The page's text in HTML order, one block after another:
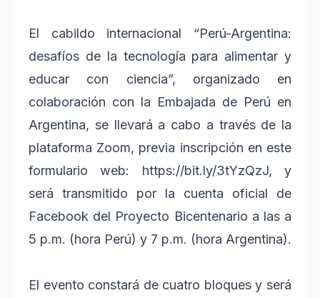
El cabildo internacional “Perú-Argentina:
desafíos de la tecnología para alimentar y
educar con ciencia”, organizado en
colaboración con la Embajada de Perú en
Argentina, se llevará a cabo a través de la
plataforma Zoom, previa inscripción en este
formulario web: https://bit.ly/3tYzQzJ, y
será transmitido por la cuenta oficial de
Facebook del Proyecto Bicentenario a las a
5 p.m. (hora Perú) y 7 p.m. (hora Argentina).
El evento constará de cuatro bloques y será